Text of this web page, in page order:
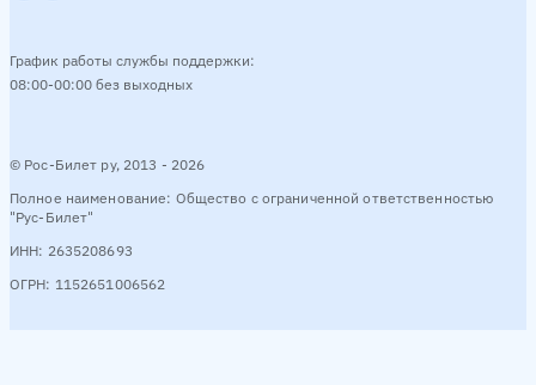
© Рос-Билет ру, 2013 - 2026
Полное наименование: Общество с ограниченной ответственностью
"Рус-Билет"
ИНН: 2635208693
ОГРН: 1152651006562
График работы службы поддержки:
08:00-00:00 без выходных